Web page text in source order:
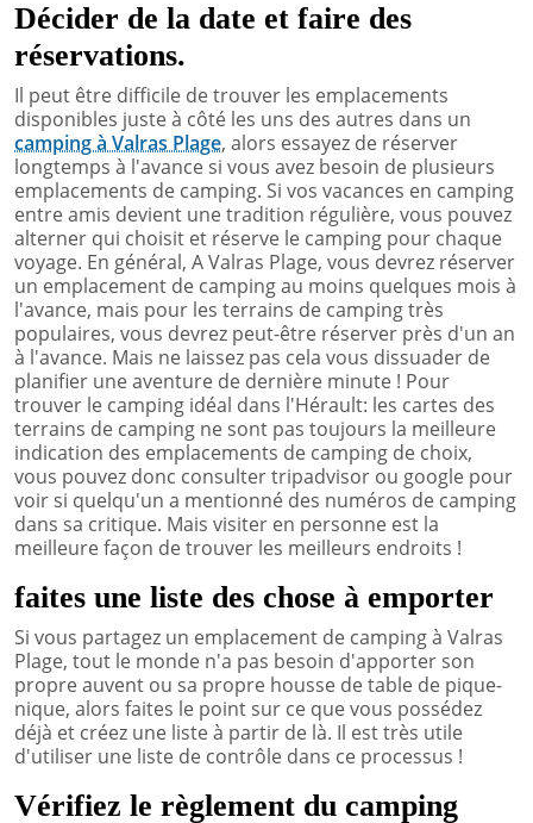
Décider de la date et faire des
réservations.
Il peut être difficile de trouver les emplacements
disponibles juste à côté les uns des autres dans un
camping à Valras Plage, alors essayez de réserver
longtemps à l'avance si vous avez besoin de plusieurs
emplacements de camping. Si vos vacances en camping
entre amis devient une tradition régulière, vous pouvez
alterner qui choisit et réserve le camping pour chaque
voyage. En général, A Valras Plage, vous devrez réserver
un emplacement de camping au moins quelques mois à
l'avance, mais pour les terrains de camping très
populaires, vous devrez peut-être réserver près d'un an
à l'avance. Mais ne laissez pas cela vous dissuader de
planifier une aventure de dernière minute ! Pour
trouver le camping idéal dans l'Hérault: les cartes des
terrains de camping ne sont pas toujours la meilleure
indication des emplacements de camping de choix,
vous pouvez donc consulter tripadvisor ou google pour
voir si quelqu'un a mentionné des numéros de camping
dans sa critique. Mais visiter en personne est la
meilleure façon de trouver les meilleurs endroits !
faites une liste des chose à emporter
Si vous partagez un emplacement de camping à Valras
Plage, tout le monde n'a pas besoin d'apporter son
propre auvent ou sa propre housse de table de pique-
nique, alors faites le point sur ce que vous possédez
déjà et créez une liste à partir de là. Il est très utile
d'utiliser une liste de contrôle dans ce processus !
Vérifiez le règlement du camping